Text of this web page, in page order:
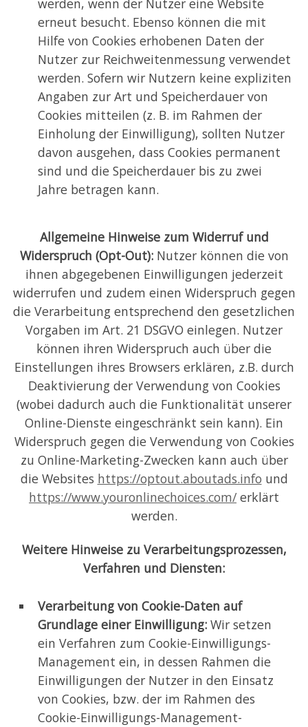
werden, wenn der Nutzer eine Website
erneut besucht. Ebenso können die mit
Hilfe von Cookies erhobenen Daten der
Nutzer zur Reichweitenmessung verwendet
werden. Sofern wir Nutzern keine expliziten
Angaben zur Art und Speicherdauer von
Cookies mitteilen (z. B. im Rahmen der
Einholung der Einwilligung), sollten Nutzer
davon ausgehen, dass Cookies permanent
sind und die Speicherdauer bis zu zwei
Jahre betragen kann.
Allgemeine Hinweise zum Widerruf und
Widerspruch (Opt-Out): Nutzer können die von
ihnen abgegebenen Einwilligungen jederzeit
widerrufen und zudem einen Widerspruch gegen
die Verarbeitung entsprechend den gesetzlichen
Vorgaben im Art. 21 DSGVO einlegen. Nutzer
können ihren Widerspruch auch über die
Einstellungen ihres Browsers erklären, z.B. durch
Deaktivierung der Verwendung von Cookies
(wobei dadurch auch die Funktionalität unserer
Online-Dienste eingeschränkt sein kann). Ein
Widerspruch gegen die Verwendung von Cookies
zu Online-Marketing-Zwecken kann auch über
die Websites https://optout.aboutads.info und
https://www.youronlinechoices.com/ erklärt
werden.
Weitere Hinweise zu Verarbeitungsprozessen,
Verfahren und Diensten:
Verarbeitung von Cookie-Daten auf
Grundlage einer Einwilligung: Wir setzen
ein Verfahren zum Cookie-Einwilligungs-
Management ein, in dessen Rahmen die
Einwilligungen der Nutzer in den Einsatz
von Cookies, bzw. der im Rahmen des
Cookie-Einwilligungs-Management-